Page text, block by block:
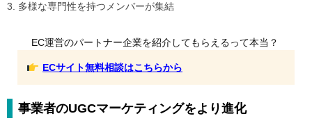
3. 多様な専門性を持つメンバーが集結
EC運営のパートナー企業を紹介してもらえるって本当？
ECサイト無料相談はこちらから
事業者のUGCマーケティングをより進化